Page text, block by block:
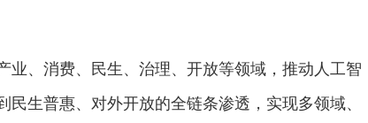
业、消费、民生、治理、开放等领域，推动人工智
生普惠、对外开放的全链条渗透，实现多领域、